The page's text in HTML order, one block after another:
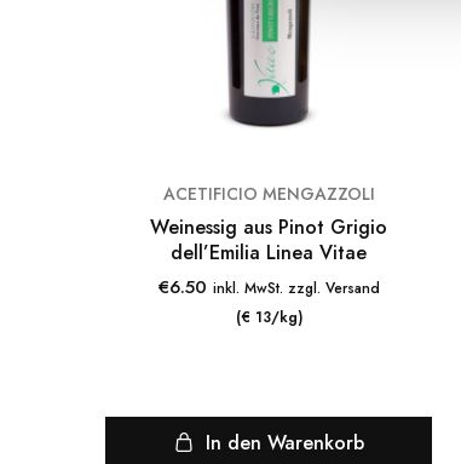
s
a
u
h
l
ACETIFICIO MENGAZZOLI
Weinessig aus Pinot Grigio
dell’Emilia Linea Vitae
€6.50 inkl. MwSt. zzgl. Versand
(€ 13/kg)
In den Warenkorb